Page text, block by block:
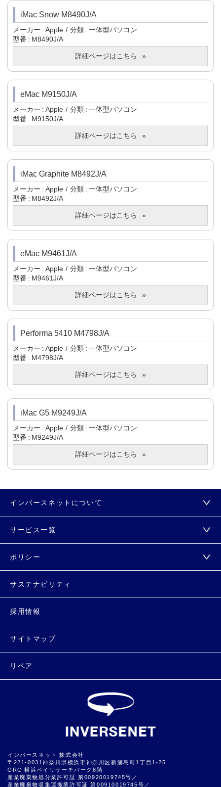
iMac Snow M8490J/A
メーカー Apple 分類
一体型パソコン
型番
M8490J/A
詳細ページはこちら
eMac M9150J/A
メーカー Apple 分類
一体型パソコン
型番
M9150J/A
詳細ページはこちら
iMac Graphite M8492J/A
メーカー Apple 分類
一体型パソコン
型番
M8492J/A
詳細ページはこちら
eMac M9461J/A
メーカー Apple 分類
一体型パソコン
型番
M9461J/A
詳細ページはこちら
Performa 5410 M4798J/A
メーカー Apple 分類
一体型パソコン
型番
M4798J/A
詳細ページはこちら
iMac G5 M9249J/A
メーカー Apple 分類
一体型パソコン
型番
M9249J/A
詳細ページはこちら
インバースネットについて
サービス一覧
ポリシー
サステナビリティ
採用情報
サイトマップ
リペア
インバースネット 株式会社
〒221-0031神奈川県横浜市神奈川区新浦島町1丁目1-25
GRC 横浜ベイリサーチパーク8階
産業廃棄物処分業許可証 第00920019745号／
産業廃棄物収集運搬業許可証 第00910019745号／